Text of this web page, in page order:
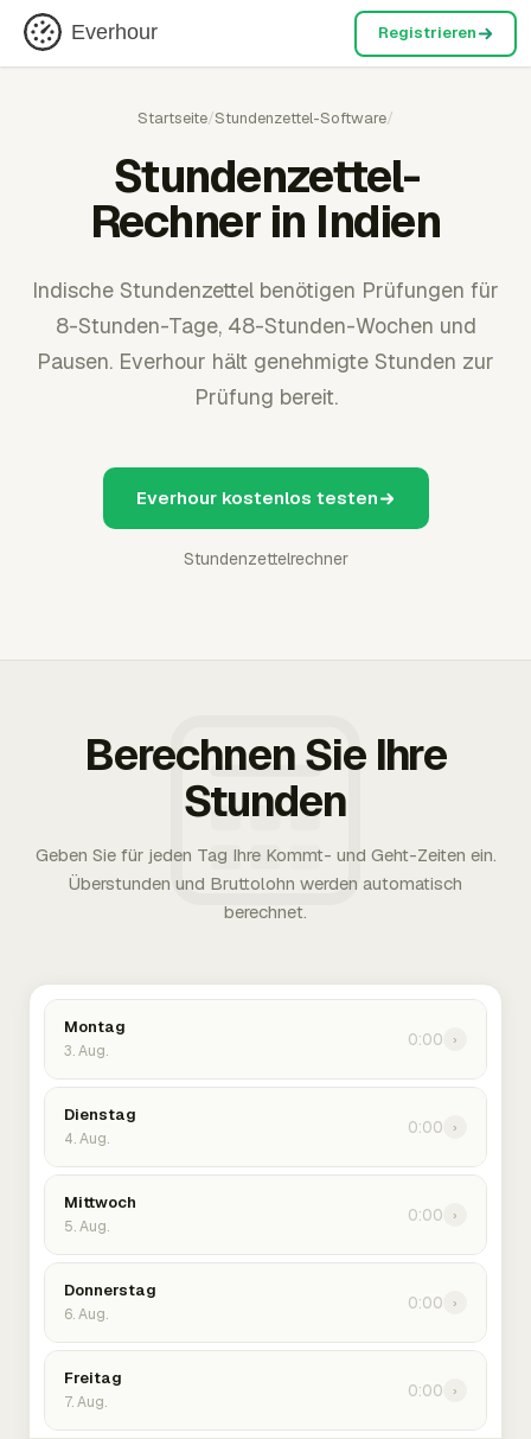
Everhour Registrieren
Startseite/Stundenzettel-Software/
Stundenzettel-
Rechner in Indien
Indische Stundenzettel benötigen Prüfungen für
8-Stunden-Tage, 48-Stunden-Wochen und
Pausen. Everhour hält genehmigte Stunden zur
Prüfung bereit.
Everhour kostenlos testen
Stundenzettelrechner
Berechnen Sie Ihre
Stunden
Geben Sie für jeden Tag Ihre Kommt- und Geht-Zeiten ein.
Überstunden und Bruttolohn werden automatisch
berechnet.
Montag
3. Aug.
0:00 ›
Dienstag
4. Aug.
0:00 ›
Mittwoch
5. Aug.
0:00 ›
Donnerstag
6. Aug.
0:00 ›
Freitag
7. Aug.
0:00 ›